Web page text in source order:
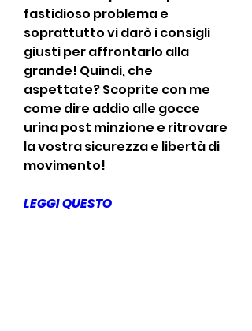
fastidioso problema e
soprattutto vi darò i consigli
giusti per affrontarlo alla
grande! Quindi, che
aspettate? Scoprite con me
come dire addio alle gocce
urina post minzione e ritrovare
la vostra sicurezza e libertà di
movimento!
LEGGI QUESTO